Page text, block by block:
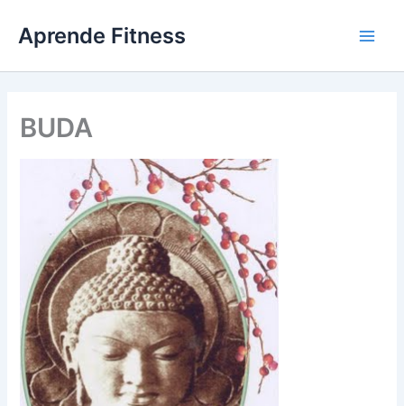
contenido
Aprende Fitness
BUDA